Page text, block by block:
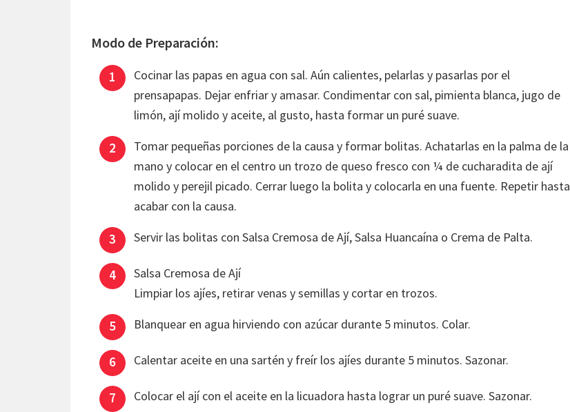
Modo de Preparación:
Cocinar las papas en agua con sal. Aún calientes, pelarlas y pasarlas por el
prensapapas. Dejar enfriar y amasar. Condimentar con sal, pimienta blanca, jugo de
limón, ají molido y aceite, al gusto, hasta formar un puré suave.
Tomar pequeñas porciones de la causa y formar bolitas. Achatarlas en la palma de la
mano y colocar en el centro un trozo de queso fresco con ¼ de cucharadita de ají
molido y perejil picado. Cerrar luego la bolita y colocarla en una fuente. Repetir hasta
acabar con la causa.
Servir las bolitas con Salsa Cremosa de Ají, Salsa Huancaína o Crema de Palta.
Salsa Cremosa de Ají
Limpiar los ajíes, retirar venas y semillas y cortar en trozos.
Blanquear en agua hirviendo con azúcar durante 5 minutos. Colar.
Calentar aceite en una sartén y freír los ajíes durante 5 minutos. Sazonar.
Colocar el ají con el aceite en la licuadora hasta lograr un puré suave. Sazonar.